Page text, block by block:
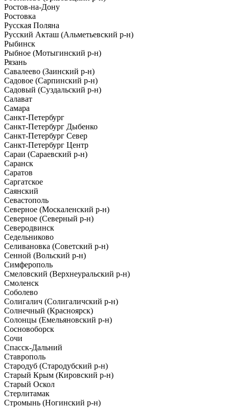
Ростов-на-Дону
Ростовка
Русская Поляна
Русский Акташ (Альметьевский р-н)
Рыбинск
Рыбное (Мотыгинский р-н)
Рязань
Савалеево (Заинский р-н)
Садовое (Сарпинский р-н)
Садовый (Суздальский р-н)
Салават
Самара
Санкт-Петербург
Санкт-Петербург Дыбенко
Санкт-Петербург Север
Санкт-Петербург Центр
Сараи (Сараевский р-н)
Саранск
Саратов
Саргатское
Саянский
Севастополь
Северное (Москаленский р-н)
Северное (Северный р-н)
Северодвинск
Седельниково
Селивановка (Советский р-н)
Сенной (Вольский р-н)
Симферополь
Смеловский (Верхнеуральский р-н)
Смоленск
Соболево
Солигалич (Солигаличский р-н)
Солнечный (Красноярск)
Солонцы (Емельяновский р-н)
Сосновоборск
Сочи
Спасск-Дальний
Ставрополь
Стародуб (Стародубский р-н)
Старый Крым (Кировский р-н)
Старый Оскол
Стерлитамак
Стромынь (Ногинский р-н)